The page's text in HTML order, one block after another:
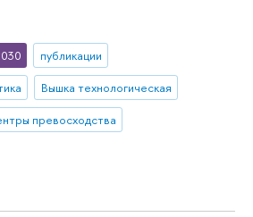
публикации
Вышка технологическая
превосходства